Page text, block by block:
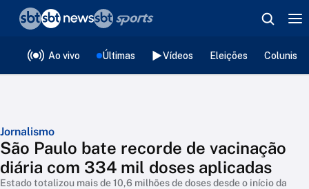
Ao vivo Últimas Vídeos Eleições
Jornalismo
São Paulo bate recorde de vacinação
diária com 334 mil doses aplicadas
Estado totalizou mais de 10,6 milhões de doses desde o início da
❮voltar
Editorias